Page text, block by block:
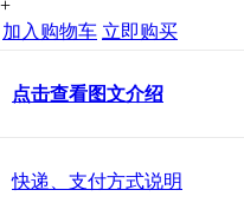
+
加入购物车 立即购买
点击查看图文介绍
快递、支付方式说明